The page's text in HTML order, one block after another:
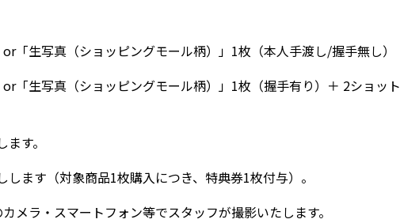
「生写真（ショッピングモール柄）」1枚（本人手渡し/握手無し）
or「生写真（ショッピングモール柄）」1枚（握手有り）＋ 2ショット
す。
ます（対象商品1枚購入につき、特典券1枚付与）。
メラ・スマートフォン等でスタッフが撮影いたします。